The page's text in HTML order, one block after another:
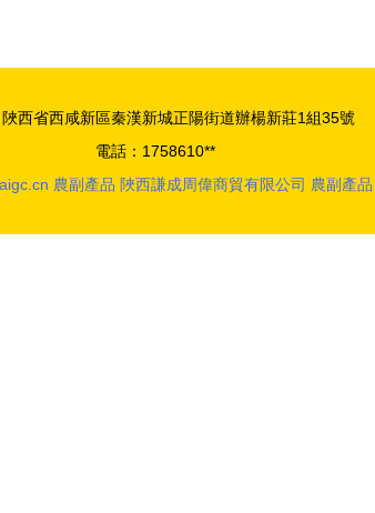
西省西咸新區秦漢新城正陽街道辦楊新莊1組35號
電話：1758610**
農副產品 陜西謙成周偉商貿有限公司 農副產品